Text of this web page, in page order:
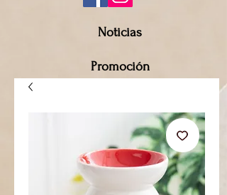
Noticias
Promoción